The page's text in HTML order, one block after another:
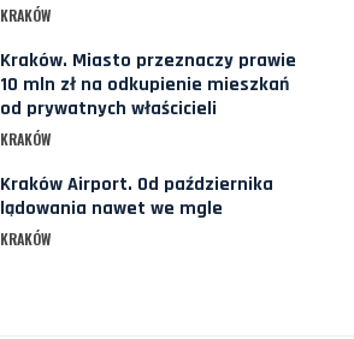
KRAKÓW
Kraków. Miasto przeznaczy prawie
10 mln zł na odkupienie mieszkań
od prywatnych właścicieli
KRAKÓW
Kraków Airport. Od października
lądowania nawet we mgle
KRAKÓW